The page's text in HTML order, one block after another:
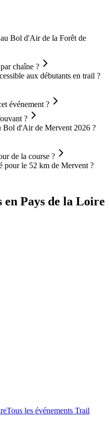
Bol d'Air de la Forêt de
chaîne ?
aux débutants en trail ?
événement ?
?
Bol d'Air de Mervent 2026 ?
de la course ?
pour le 52 km de Mervent ?
en Pays de la Loire
Tous les événements Trail